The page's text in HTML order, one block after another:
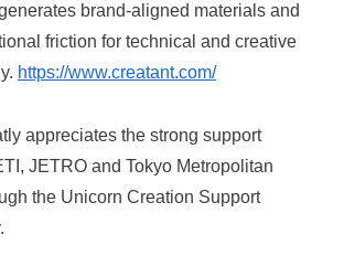
brand-aligned materials and
friction for technical and creative
https://www.creatant.com/
appreciates the strong support
JETRO and Tokyo Metropolitan
the Unicorn Creation Support